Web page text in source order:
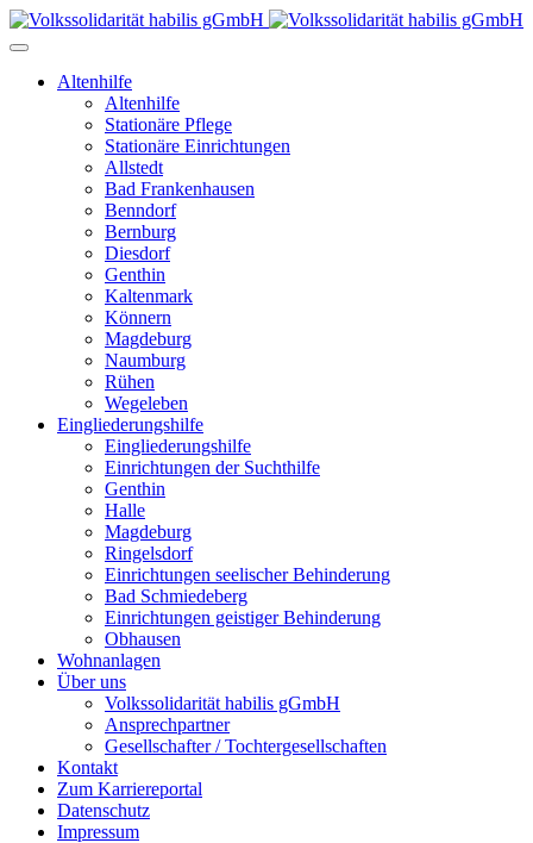
Altenhilfe
Altenhilfe
Stationäre Pflege
Stationäre Einrichtungen
Allstedt
Bad Frankenhausen
Benndorf
Bernburg
Diesdorf
Genthin
Kaltenmark
Könnern
Magdeburg
Naumburg
Rühen
Wegeleben
Eingliederungshilfe
Eingliederungshilfe
Einrichtungen der Suchthilfe
Genthin
Halle
Magdeburg
Ringelsdorf
Einrichtungen seelischer Behinderung
Bad Schmiedeberg
Einrichtungen geistiger Behinderung
Obhausen
Wohnanlagen
Über uns
Volkssolidarität habilis gGmbH
Ansprechpartner
Gesellschafter / Tochtergesellschaften
Kontakt
Zum Karriereportal
Datenschutz
Impressum